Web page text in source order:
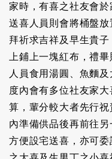
家時，有喜之社友會於
送喜人員則會將桶盤
拜祈求吉祥及早生貴
上鋪上一塊紅布，禮
人員食用湯圓、魚麵
度內會有多位社友家
算，輩分較大者先行
內準備供品後再前往
方便設宅送喜，亦可